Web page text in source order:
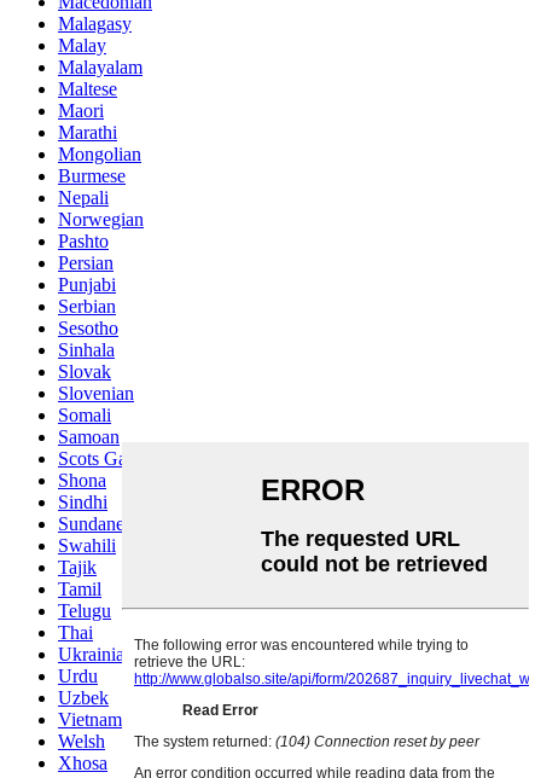
Malagasy
Malay
Malayalam
Maltese
Maori
Marathi
Mongolian
Burmese
Nepali
Norwegian
Pashto
Persian
Punjabi
Serbian
Sesotho
Sinhala
Slovak
Slovenian
Somali
Samoan
Scots Gaelic
Shona
Sindhi
Sundanese
Swahili
Tajik
Tamil
Telugu
Thai
Ukrainian
Urdu
Uzbek
Vietnamese
Welsh
Xhosa